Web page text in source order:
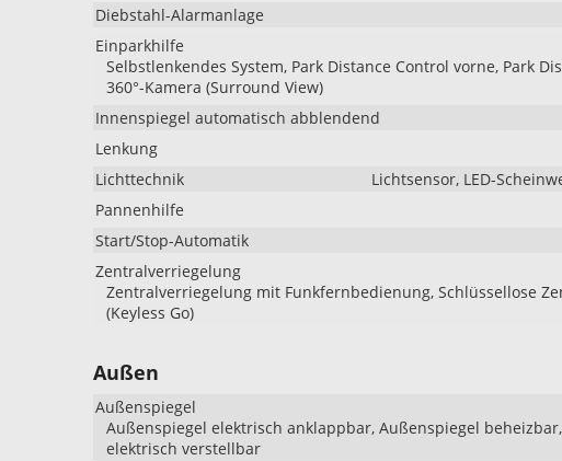
Diebstahl-Alarmanlage
Einparkhilfe
Selbstlenkendes System, Park Distance Control vorne, Park
360°-Kamera (Surround View)
Innenspiegel automatisch abblendend
Lenkung
Lichttechnik
Lichtsensor, LED-
Pannenhilfe
Start/Stop-Automatik
Zentralverriegelung
Zentralverriegelung mit Funkfernbedienung, Schlüssellose
(Keyless Go)
Außen
Außenspiegel
Außenspiegel elektrisch anklappbar, Außenspiegel
elektrisch verstellbar